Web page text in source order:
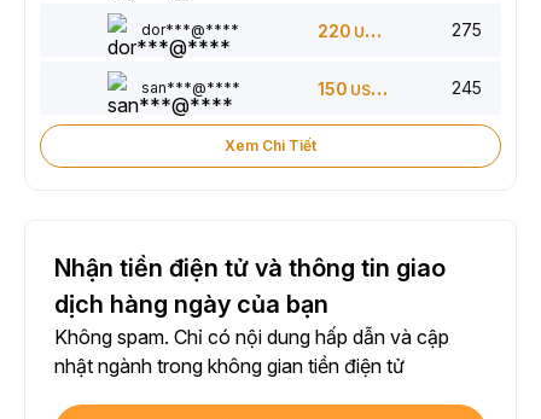
dor***@**** 220 USDT 275
san***@**** 150 USDT 245
Xem Chi Tiết
Nhận tiền điện tử và thông tin giao
dịch hàng ngày của bạn
Không spam. Chỉ có nội dung hấp dẫn và cập
nhật ngành trong không gian tiền điện tử